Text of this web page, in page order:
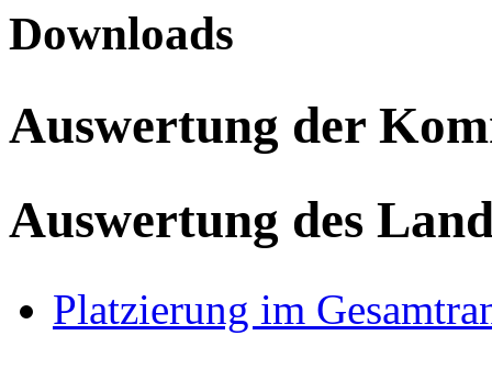
Downloads
Auswertung der
Auswertung des
Platzierung im